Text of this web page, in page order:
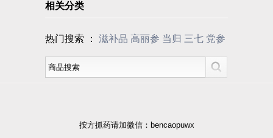
相关分类
热门搜索 ： 滋补品 高丽参 当归 三七 党参
按方抓药请加微信：bencaopuwx